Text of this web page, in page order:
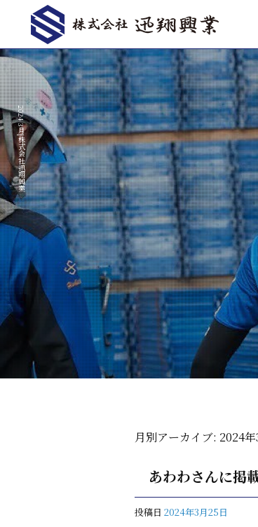
2024 3月|株式会社迅翔興業
月別アーカイブ: 2024年
あわわさんに掲
投稿日 2024年3月25日